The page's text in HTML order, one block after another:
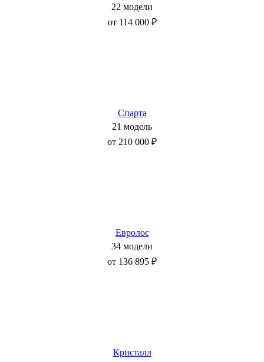
22 модели
от 114 000 ₽
Спарта
21 модель
от 210 000 ₽
Евролос
34 модели
от 136 895 ₽
Кристалл